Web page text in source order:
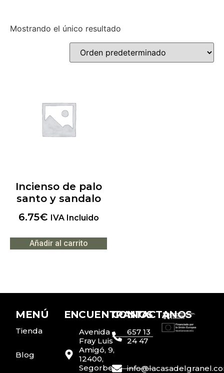
Mostrando el único resultado
Incienso de palo
santo y sandalo
6.75€ IVA Incluido
Añadir al carrito
MENÚ
Tienda
Blog
ENCUENTRANOS
Avenida
Fray Luis
Amigó, 9,
12400,
Segorbe,
CONTACTANOS
657 13
24 47